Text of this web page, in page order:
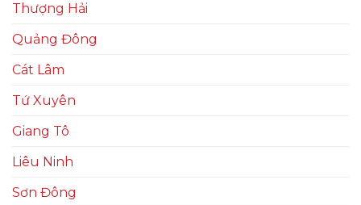
Thượng Hải
Quảng Đông
Cát Lâm
Tứ Xuyên
Giang Tô
Liêu Ninh
Sơn Đông